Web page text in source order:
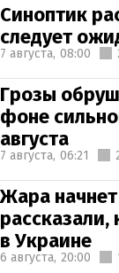
Синоптик
следует
7 августа, 08:00
Грозы
фоне
августа
7 августа, 06:21
Жара
рассказали,
в Украине
6 августа, 20:00